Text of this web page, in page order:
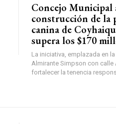
Concejo Municipal
construcción de la
canina de
supera los $170
La iniciativa, emplazada en
Almirante Simpson con calle
fortalecer la tenencia